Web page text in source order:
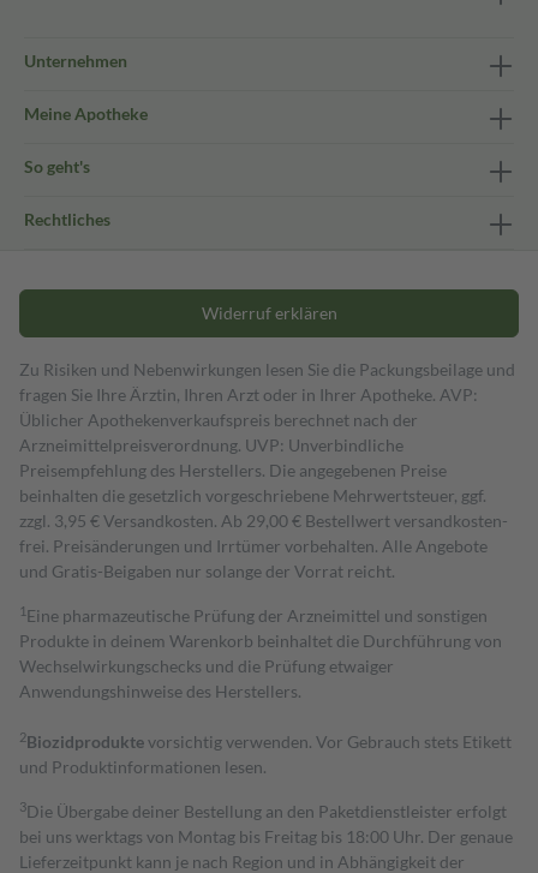
Unternehmen
Meine Apotheke
So geht's
Rechtliches
Widerruf erklären
Zu Risiken und Nebenwirkungen lesen Sie die Packungsbeilage und
fragen Sie Ihre Ärztin, Ihren Arzt oder in Ihrer Apotheke. AVP:
Üblicher Apothekenverkaufspreis berechnet nach der
Arzneimittelpreisverordnung. UVP: Unverbindliche
Preisempfehlung des Herstellers. Die angegebenen Preise
beinhalten die gesetzlich vorgeschriebene Mehrwertsteuer, ggf.
zzgl. 3,95 € Versandkosten. Ab 29,00 € Bestell­wert versand­kosten­
frei. Preisänderungen und Irrtümer vorbehalten. Alle Angebote
und Gratis-Beigaben nur solange der Vorrat reicht.
1 Eine pharmazeutische Prüfung der Arzneimittel und sonstigen
Produkte in deinem Warenkorb beinhaltet die Durchführung von
Wechselwirkungschecks und die Prüfung etwaiger
Anwendungshinweise des Herstellers.
2Biozidproduktevorsichtig verwenden. Vor Gebrauch stets Etikett
und Produktinformationen lesen.
3Die Übergabe deiner Bestellung an den Paketdienstleister erfolgt
bei uns werktags von Montag bis Freitag bis 18:00 Uhr. Der genaue
Lieferzeitpunkt kann je nach Region und in Abhängigkeit der